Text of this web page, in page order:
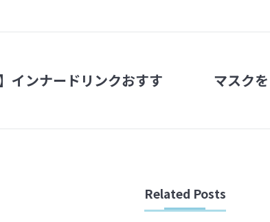
インナードリンクおすす
Next
マスク
Related Posts